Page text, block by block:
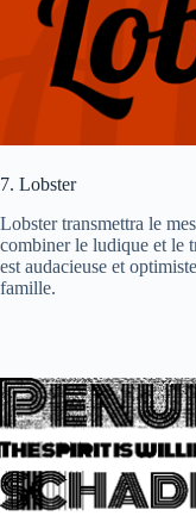
7. Lobster
Lobster transmettra le
combiner le ludique et le
est audacieuse et
famille.